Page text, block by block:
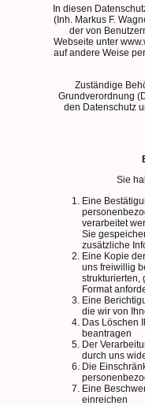
In diesen
(Inh. Markus F.
der von
Webseite unter
auf andere Weise
Zuständige
Grundverordnung
den Datenschutz
Sie
Eine
verarbeitet
Sie
zusätzliche
Eine Kopie
uns freiwillig
strukturierten,
Format
Eine
die wir von
Das Löschen
beantragen
Der
durch uns
Die
Eine
einreichen